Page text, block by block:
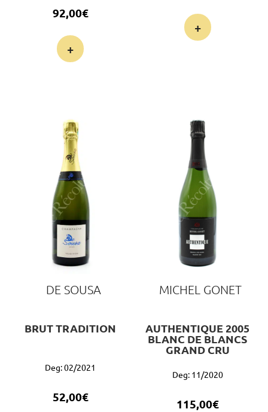
92,00€
+
+
DE SOUSA
BRUT TRADITION
Deg: 02/2021
52,00€
MICHEL GONET
AUTHENTIQUE 2005
BLANC DE BLANCS
GRAND CRU
Deg: 11/2020
115,00€